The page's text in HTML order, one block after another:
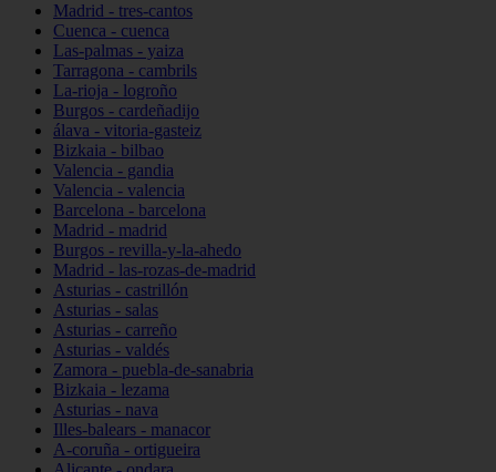
Madrid - tres-cantos
Cuenca - cuenca
Las-palmas - yaiza
Tarragona - cambrils
La-rioja - logroño
Burgos - cardeñadijo
álava - vitoria-gasteiz
Bizkaia - bilbao
Valencia - gandia
Valencia - valencia
Barcelona - barcelona
Madrid - madrid
Burgos - revilla-y-la-ahedo
Madrid - las-rozas-de-madrid
Asturias - castrillón
Asturias - salas
Asturias - carreño
Asturias - valdés
Zamora - puebla-de-sanabria
Bizkaia - lezama
Asturias - nava
Illes-balears - manacor
A-coruña - ortigueira